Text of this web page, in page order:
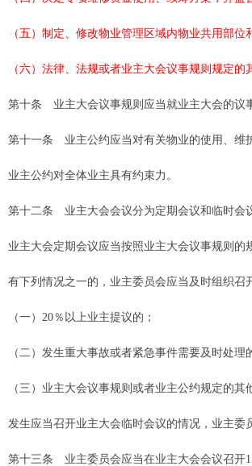
（五）制定、修改物业管理区域内物业共用部位
（六）法律、法规或者业主大会议事规则规定的
第十条 业主大会议事规则应当就业主大会的议
第十一条 业主公约应当对有关物业的使用、维
业主公约对全体业主具有约束力。
第十二条 业主大会会议分为定期会议和临时会
业主大会定期会议应当按照业主大会议事规则的
有下列情况之一的，业主委员会应当及时组织召
（一）20％以上业主提议的；
（二）发生重大事故或者紧急事件需要及时处理
（三）业主大会议事规则或者业主公约规定的其
发生应当召开业主大会临时会议的情况，业主委
第十三条 业主委员会应当在业主大会会议召开